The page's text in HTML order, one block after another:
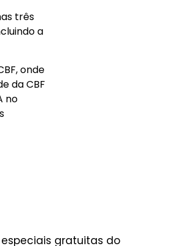
três
a
onde
da CBF
no
gratuitas do